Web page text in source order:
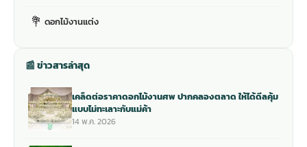
💐 ดอกไม้งานแต่ง
📰 ข่าวสารล่าสุด
เคล็ดต่อราคาดอกไม้งานศพ ปากคลองตลาด ให้ได้ดีลคุ้ม
แบบไม่ทะเลาะกับแม่ค้า
14 พ.ค. 2026